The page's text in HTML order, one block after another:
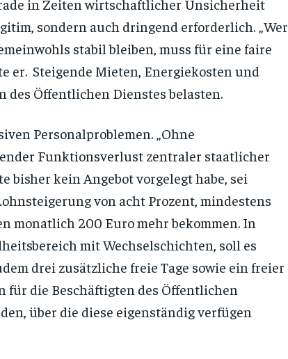
in Zeiten wirtschaftlicher Unsicherheit
sondern auch dringend erforderlich. „Wer
stabil bleiben, muss für eine faire
er. Steigende Mieten, Energiekosten und
des Öffentlichen Dienstes belasten.
Personalproblemen. „Ohne
Funktionsverlust zentraler staatlicher
bisher kein Angebot vorgelegt habe, sei
von acht Prozent, mindestens
monatlich 200 Euro mehr bekommen. In
mit Wechselschichten, soll es
drei zusätzliche freie Tage sowie ein freier
für die Beschäftigten des Öffentlichen
über die diese eigenständig verfügen